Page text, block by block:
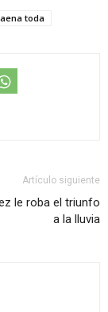
toda
Artículo siguiente
le roba el triunfo
a la lluvia